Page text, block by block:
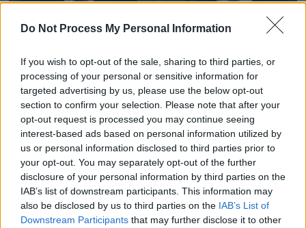
Do Not Process My Personal Information
If you wish to opt-out of the sale, sharing to third parties, or
processing of your personal or sensitive information for
targeted advertising by us, please use the below opt-out
section to confirm your selection. Please note that after your
opt-out request is processed you may continue seeing
interest-based ads based on personal information utilized by
us or personal information disclosed to third parties prior to
your opt-out. You may separately opt-out of the further
disclosure of your personal information by third parties on the
IAB’s list of downstream participants. This information may
also be disclosed by us to third parties on the IAB’s List of
Downstream Participants that may further disclose it to other
William dévoile la pire douleur de son deuil de Diana
12 juin 2026